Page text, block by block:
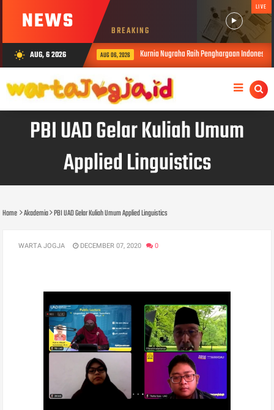
NEWS BREAKING
LIVE
wb_sunny AUG, 6 2026 AUG 06, 2026 Kurnia Nugraha Raih Penghargaan Indonesia Public
PBI UAD Gelar Kuliah Umum
Applied Linguistics
Home Akademia PBI UAD Gelar Kuliah Umum Applied Linguistics
WARTA JOGJA DECEMBER 07, 2020 0